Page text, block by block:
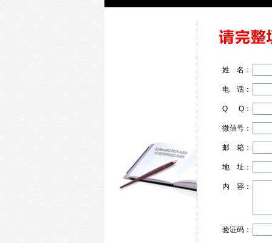
姓 名 ：
电 话 ：
Q Q ：
微信号：
邮 箱 ：
地 址 ：
内 容 ：
验证码：